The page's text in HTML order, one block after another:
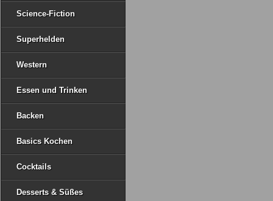
Science-Fiction
Superhelden
Western
Essen und Trinken
Backen
Basics Kochen
Cocktails
Desserts & Süßes